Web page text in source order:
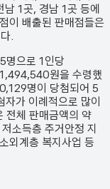
1곳, 경남 1곳 등에
이 배출된 판매점들은
.
명으로 1인당
1,494,540원을 수령했
명이 당첨되어 5
자가 이례적으로 많이
전체 판매금액의 약
소득층 주거안정 지
외계층 복지사업 등